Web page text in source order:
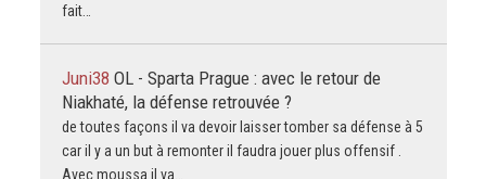
fait…
Juni38 OL - Sparta Prague : avec le retour de
Niakhaté, la défense retrouvée ?
de toutes façons il va devoir laisser tomber sa défense à 5
car il y a un but à remonter il faudra jouer plus offensif .
Avec moussa il va…